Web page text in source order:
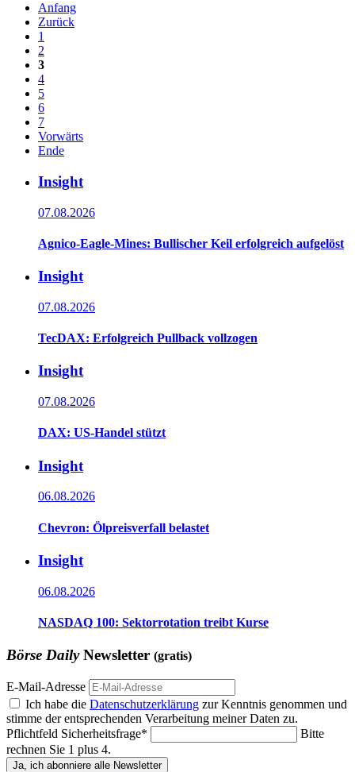
Anfang
Zurück
1
2
3
4
5
6
7
Vorwärts
Ende
Insight
07.08.2026
Agnico-Eagle-Mines: Bullischer Keil erfolgreich aufgelöst
Insight
07.08.2026
TecDAX: Erfolgreich Pullback vollzogen
Insight
07.08.2026
DAX: US-Handel stützt
Insight
06.08.2026
Chevron: Ölpreisverfall belastet
Insight
06.08.2026
NASDAQ 100: Sektorrotation treibt Kurse
Börse DailyNewsletter (gratis)
E-Mail-Adresse
Ich habe die Datenschutzerklärung zur Kenntnis genommen und
stimme der entsprechenden Verarbeitung meiner Daten zu.
Pflichtfeld Sicherheitsfrage*
Bitte
rechnen Sie 1 plus 4.
Ja, ich abonniere alle Newsletter